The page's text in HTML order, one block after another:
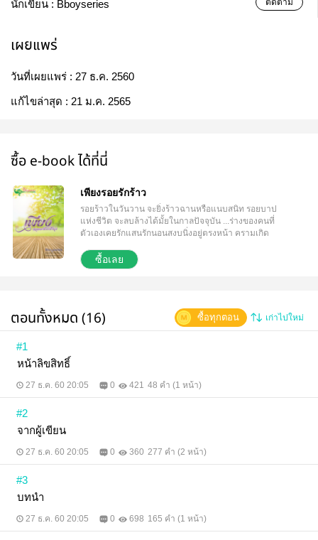
นักเขียน : Bboyseries ติดตาม
เผยแพร่
วันที่เผยแพร่ : 27 ธ.ค. 2560
แก้ไขล่าสุด : 21 ม.ค. 2565
ซื้อ e-book ได้ที่นี่
เพียงรอยรักร้าว
รอยร้าวในวันวาน จะยิ่งร้าวฉานหรือแนบสนิท รอยบาป
แห่งชีวิต จะลบล้างได้มั้ยในกาลปัจจุบัน ...ร่างของคนที่
ตัวเองเคยรักแสนรักนอนสงบนิ่งอยู่ตรงหน้า ครามเกิด
คนๆ นั้นตามที่จิตใจส่วนลึกยังปรารถนา กลิ่นความหอม
ของผิวแก้ม ผิวกายทุกส่วนของรอยจากวันแรกที่ได้สัมผัส
เขาเริ่มจะทำใจได้จากรอยแผลที่โดนกรีดไว้อย่าง
ฉกรรจ์...
ซื้อเลย
ตอนทั้งหมด (16) เก่าไปใหม่
ซื้อทุกตอน
#1
หน้าลิขสิทธิ์
27 ธ.ค. 60 20:05 0 421 48 คำ (1 หน้า)
#2
จากผู้เขียน
27 ธ.ค. 60 20:05 0 360 277 คำ (2 หน้า)
#3
บทนำ
27 ธ.ค. 60 20:05 0 698 165 คำ (1 หน้า)